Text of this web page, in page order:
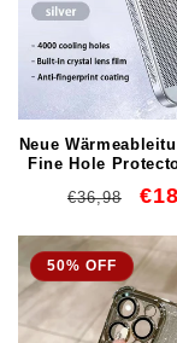
Neue
Fine Hole
Normaler
€36,98
50% OFF